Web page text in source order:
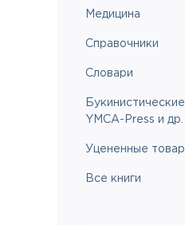
Медицина
Справочники
Словари
Букинистические
YMCA-Press и др.
Уцененные
Все книги